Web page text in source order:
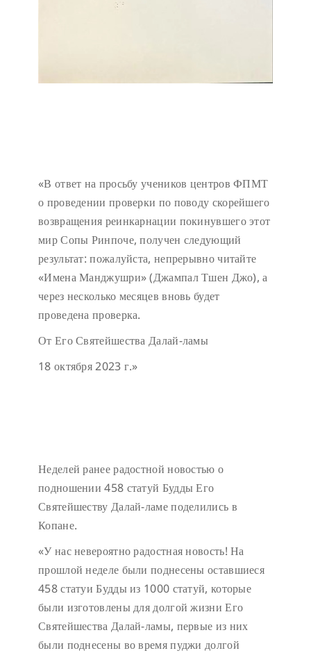
«В ответ на просьбу учеников центров ФПМТ
о проведении проверки по поводу скорейшего
возвращения реинкарнации покинувшего этот
мир Сопы Ринпоче, получен следующий
результат: пожалуйста, непрерывно читайте
«Имена Манджушри» (Джампал Тшен Джо), а
через несколько месяцев вновь будет
проведена проверка.
От Его Святейшества Далай-ламы
18 октября 2023 г.»
Неделей ранее радостной новостью о
подношении 458 статуй Будды Его
Святейшеству Далай-ламе поделились в
Копане.
«У нас невероятно радостная новость! На
прошлой неделе были поднесены оставшиеся
458 статуи Будды из 1000 статуй, которые
были изготовлены для долгой жизни Его
Святейшества Далай-ламы, первые из них
были поднесены во время пуджи долгой